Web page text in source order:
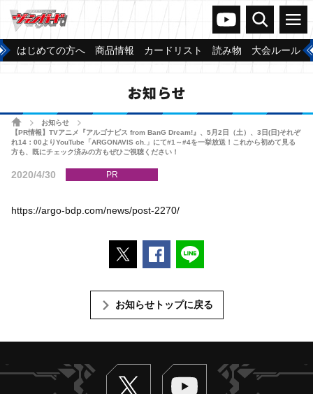
ヴァンガードch
検索 メニュー
はじめての方へ 商品情報 カードリスト 読み物 大会ルール
お知らせ
ホームお知らせ
【PR情報】TVアニメ『アルゴナビス from BanG Dream!』、5月2日（土）、3日(日)それぞ
れ14：00よりYouTube「ARGONAVIS ch.」にて#1～#4を一挙放送！これから初めて見る
方も、既にチェック済みの方もぜひご視聴ください！
2020/4/30 PR
https://argo-bdp.com/news/post-2270/
ポストするFacebookでシェアする
お知らせトップに戻る
Twitter ヴァンガードch